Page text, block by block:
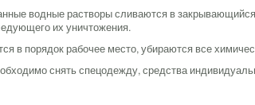
водные растворы сливаются в
их уничтожения.
в порядок рабочее место, убираются все
снять спецодежду, средства